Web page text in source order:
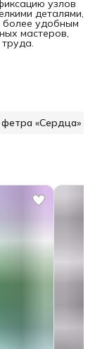
узлов
деталями,
более удобным
мастеров,
«Сердца»